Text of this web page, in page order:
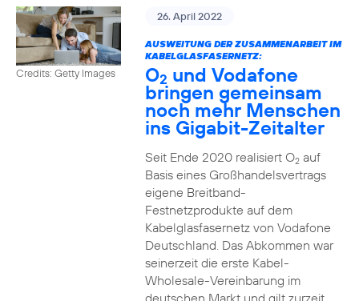
Credits: Getty Images
26. April 2022
AUSWEITUNG DER ZUSAMMENARBEIT IM
KABELGLASFASERNETZ:
O2 und Vodafone
bringen gemeinsam
noch mehr Menschen
ins Gigabit-Zeitalter
Seit Ende 2020 realisiert O2auf
Basis eines Großhandelsvertrags
eigene Breitband-
Festnetzprodukte auf dem
Kabelglasfasernetz von Vodafone
Deutschland. Das Abkommen war
seinerzeit die erste Kabel-
Wholesale-Vereinbarung im
deutschen Markt und gilt zurzeit